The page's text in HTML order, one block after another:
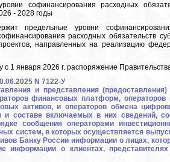
софинансирования расходных
- 2028 годы
предельные уровни
расходных обязательств
направленных на реализацию
с 1 января 2026 г. распоряжение
N 7122-У
и представления
финансовых платформ,
активов, и операторов обмена
и составе включаемых в них сведений,
сообщения операторами
систем, в которых осуществляется
Банку России информации о лицах,
информации о клиентах,